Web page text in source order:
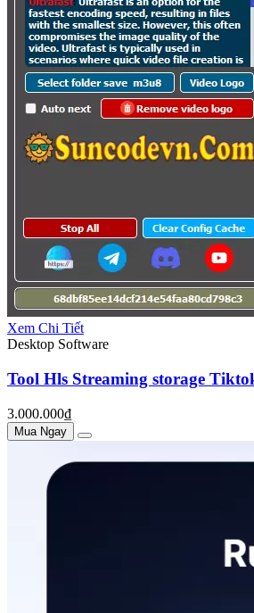
Xem Chi Tiết
Desktop Software
Tool Hls Streaming storage
3.000.000₫
Mua Ngay